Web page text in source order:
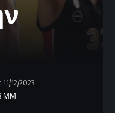
ΜΜ
12/2023